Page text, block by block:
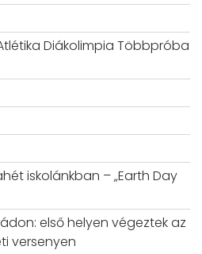
Diákolimpia Többpróba
iskolánkban – „Earth Day
első helyen végeztek az
versenyen